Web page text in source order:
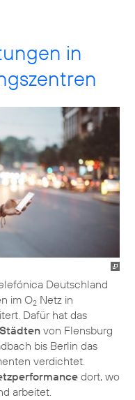
in
Deutschland
im O2 Netz in
Dafür hat das
von Flensburg
bis Berlin das
verdichtet.
dort, wo
arbeitet.